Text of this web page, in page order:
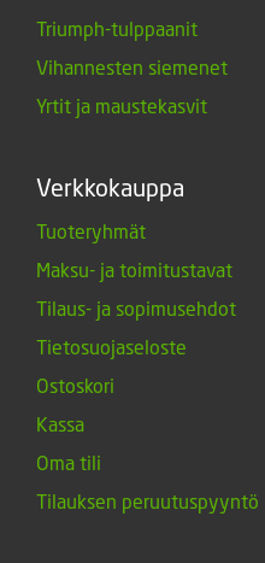
Triumph-tulppaanit
Vihannesten siemenet
Yrtit ja maustekasvit
Verkkokauppa
Tuoteryhmät
Maksu- ja toimitustavat
Tilaus- ja sopimusehdot
Tietosuojaseloste
Ostoskori
Kassa
Oma tili
Tilauksen peruutuspyyntö